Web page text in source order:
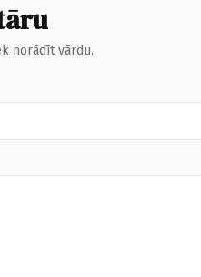
norādīt vārdu.